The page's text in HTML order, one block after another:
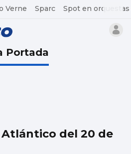
Verne Sparc Spot en orquestas
Portada
del 20 de